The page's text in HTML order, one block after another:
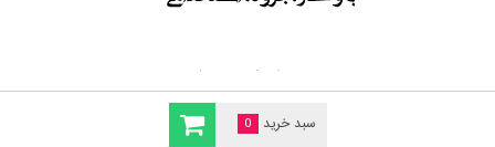
سبد خرید 0